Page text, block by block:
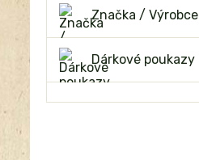
Značka / Výrobce
Dárkové poukazy